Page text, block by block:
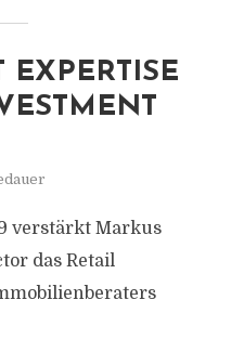
EXPERTISE
verstärkt Markus
das Retail